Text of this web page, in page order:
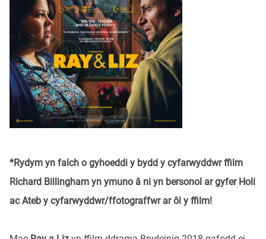
*Rydym yn falch o gyhoeddi y bydd y cyfarwyddwr ffilm
Richard Billingham yn ymuno â ni yn bersonol ar gyfer Holi
ac Ateb y cyfarwyddwr/ffotograffwr ar ôl y ffilm!